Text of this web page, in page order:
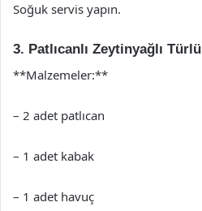
Soğuk servis yapın.
3. Patlıcanlı Zeytinyağlı Türlü
**Malzemeler:**
– 2 adet patlıcan
– 1 adet kabak
– 1 adet havuç